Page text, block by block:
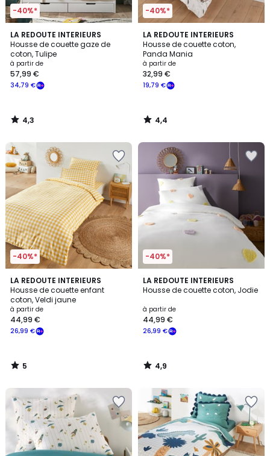
-40%*
LA REDOUTE INTERIEURS
Housse de couette gaze de
coton, Tulipe
à partir de
34,79 €
57,99 €
4,3
/ 5
4,3
/
-40%*
LA REDOUTE INTERIEURS
Housse de couette coton,
Panda Mania
à partir de
19,79 €
32,99 €
4,4
/ 5
4,4
/
-40%*
LA REDOUTE INTERIEURS
Housse de couette enfant
coton, Veldi jaune
à partir de
26,99 €
44,99 €
5
/
5
5
/
-40%*
LA REDOUTE INTERIEURS
Housse de couette coton, Jodie
à partir de
26,99 €
44,99 €
4,9
/ 5
4,9
/